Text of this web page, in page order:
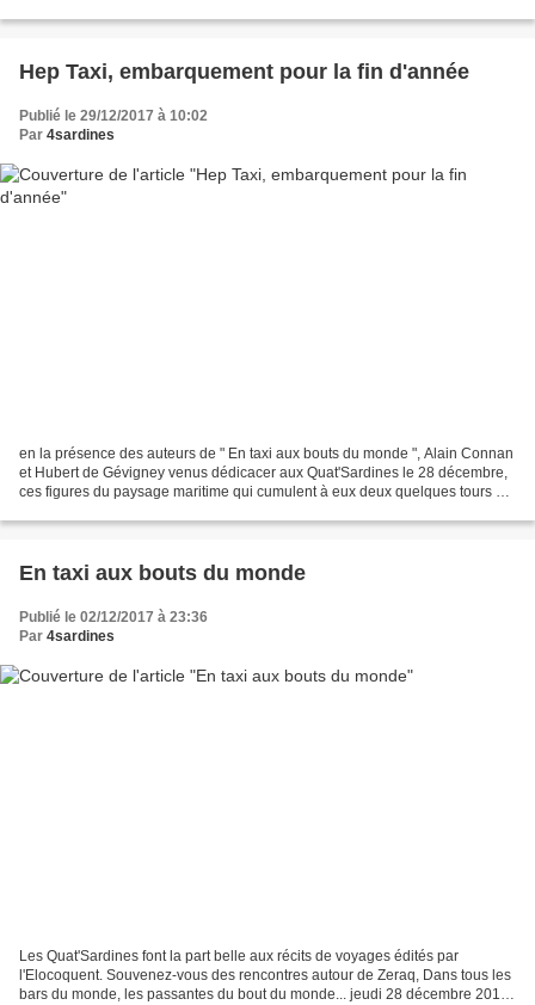
Hep Taxi, embarquement pour la fin d'année
Publié le 29/12/2017 à 10:02
Par 4sardines
en la présence des auteurs de " En taxi aux bouts du monde ", Alain Connan
et Hubert de Gévigney venus dédicacer aux Quat'Sardines le 28 décembre,
ces figures du paysage maritime qui cumulent à eux deux quelques tours du
En taxi aux bouts du monde
Publié le 02/12/2017 à 23:36
Par 4sardines
Les Quat'Sardines font la part belle aux récits de voyages édités par
l'Elocoquent. Souvenez-vous des rencontres autour de Zeraq, Dans tous les
bars du monde, les passantes du bout du monde... jeudi 28 décembre 2017,